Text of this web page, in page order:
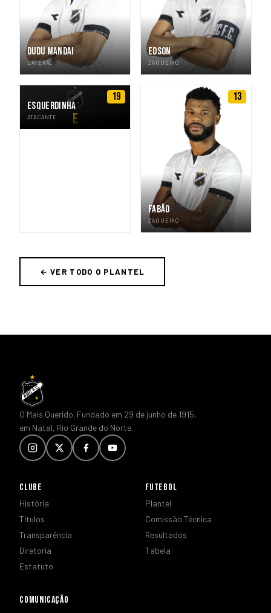
DUDU MANDAI
LATERAL
EDSON
ZAGUEIRO
E
19
ESQUERDINHA
ATACANTE
13
FABÃO
ZAGUEIRO
← VER TODO O PLANTEL
O Mais Querido. Fundado em 29 de junho de 1915,
em Natal, Rio Grande do Norte.
CLUBE
História
Títulos
Transparência
Diretoria
Estatuto
FUTEBOL
Plantel
Comissão Técnica
Resultados
Tabela
COMUNICAÇÃO